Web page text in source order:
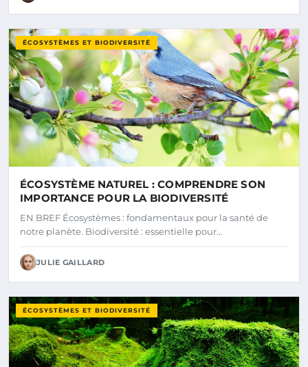
ÉCOSYSTÈMES ET BIODIVERSITÉ
ÉCOSYSTÈME NATUREL : COMPRENDRE SON
IMPORTANCE POUR LA BIODIVERSITÉ
EN BREF Écosystèmes : fondamentaux pour la santé de
notre planète. Biodiversité : essentielle pour…
JULIE GAILLARD
ÉCOSYSTÈMES ET BIODIVERSITÉ